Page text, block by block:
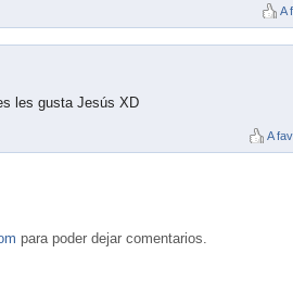
A
les gusta Jesús XD
A
para poder dejar comentarios.